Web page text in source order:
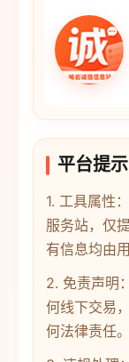
平台提示
1. 工具属性
服务站，仅
有信息均由
2. 免责声明
何线下交易
何法律责任。